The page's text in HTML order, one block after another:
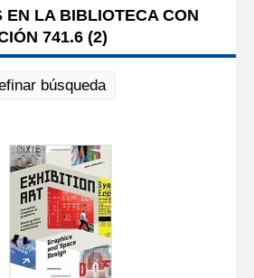
EN LA BIBLIOTECA CON
741.6 (2)
búsqueda